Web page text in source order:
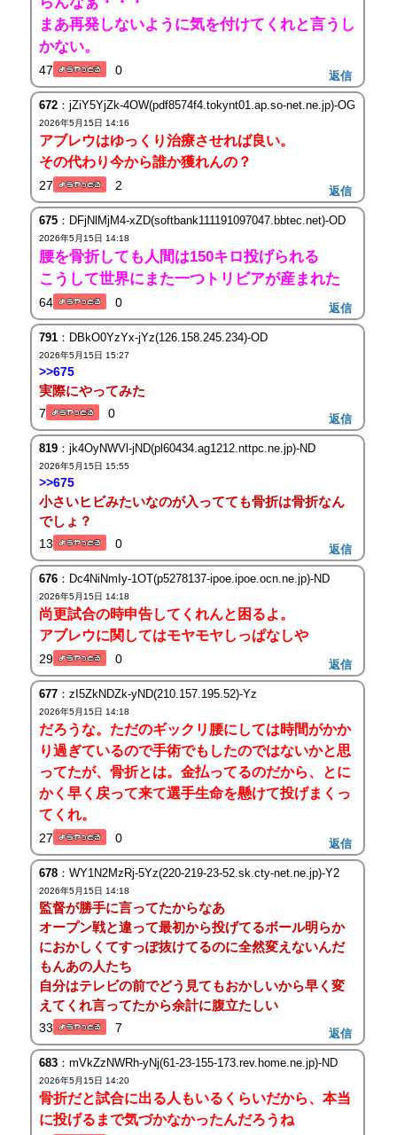
まあ再発しないように気を付けてくれと言うし
かない。
47 0 返信
672：jZiY5YjZk-4OW(pdf8574f4.tokynt01.ap.so-net.ne.jp)-OG
2026年5月15日 14:16
アブレウはゆっくり治療させれば良い。
その代わり今から誰か獲れんの？
27 2 返信
675：DFjNlMjM4-xZD(softbank111191097047.bbtec.net)-OD
2026年5月15日 14:18
腰を骨折しても人間は150キロ投げられる
こうして世界にまた一つトリビアが産まれた
64 0 返信
791：DBkO0YzYx-jYz(126.158.245.234)-OD
2026年5月15日 15:27
>>675
実際にやってみた
7 0 返信
819：jk4OyNWVl-jND(pl60434.ag1212.nttpc.ne.jp)-ND
2026年5月15日 15:55
>>675
小さいヒビみたいなのが入ってても骨折は骨折なん
でしょ？
13 0 返信
676：Dc4NiNmIy-1OT(p5278137-ipoe.ipoe.ocn.ne.jp)-ND
2026年5月15日 14:18
尚更試合の時申告してくれんと困るよ。
アブレウに関してはモヤモヤしっぱなしや
29 0 返信
677：zI5ZkNDZk-yND(210.157.195.52)-Yz
2026年5月15日 14:18
だろうな。ただのギックリ腰にしては時間がかか
り過ぎているので手術でもしたのではないかと思
ってたが、骨折とは。金払ってるのだから、とに
かく早く戻って来て選手生命を懸けて投げまくっ
てくれ。
27 0 返信
678：WY1N2MzRj-5Yz(220-219-23-52.sk.cty-net.ne.jp)-Y2
2026年5月15日 14:18
監督が勝手に言ってたからなあ
オープン戦と違って最初から投げてるボール明らか
におかしくてすっぽ抜けてるのに全然変えないんだ
もんあの人たち
自分はテレビの前でどう見てもおかしいから早く変
えてくれ言ってたから余計に腹立たしい
33 7 返信
683：mVkZzNWRh-yNj(61-23-155-173.rev.home.ne.jp)-ND
2026年5月15日 14:20
骨折だと試合に出る人もいるくらいだから、本当
に投げるまで気づかなかったんだろうね